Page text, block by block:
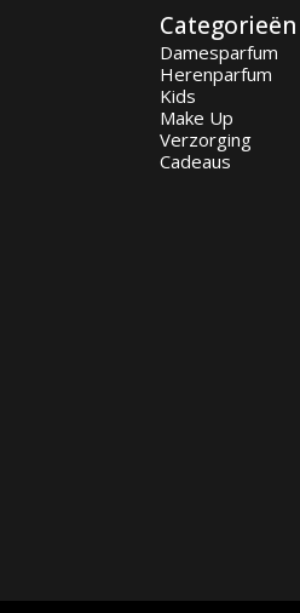
Categorieën
Damesparfum
Herenparfum
Kids
Make Up
Verzorging
Cadeaus